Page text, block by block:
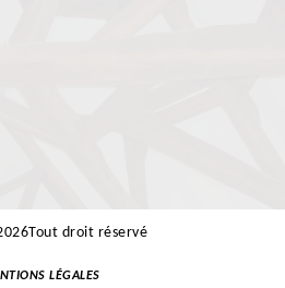
droit réservé
LÉGALES